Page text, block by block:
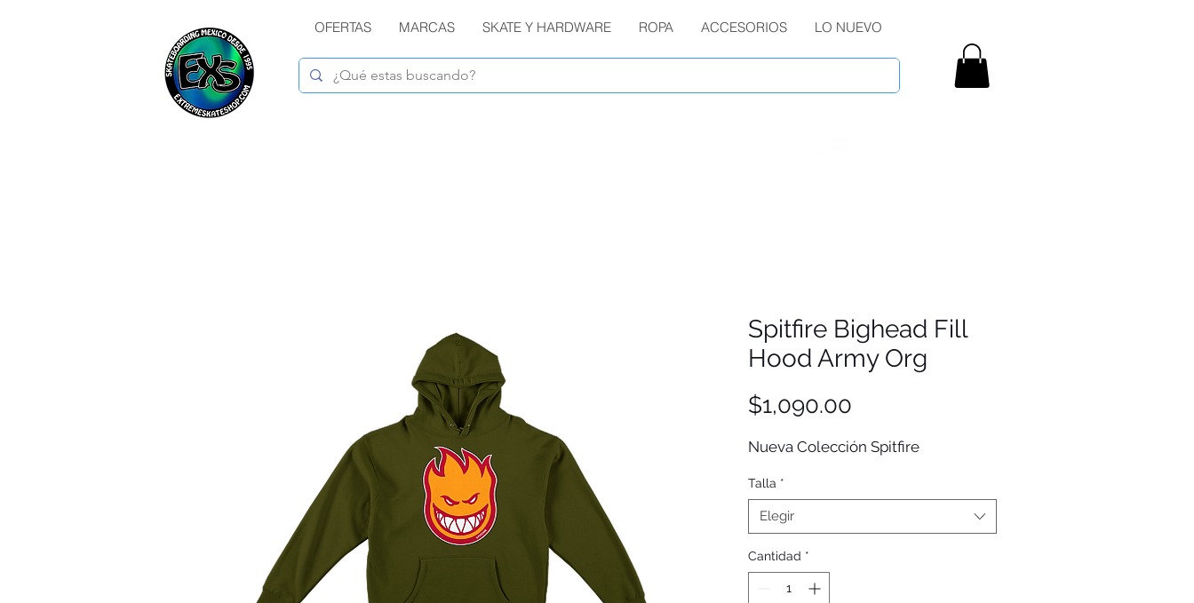
OFERTAS MARCAS SKATE Y HARDWARE ROPA ACCESORIOS LO NUEVO
Spitfire Bighead Fill
Hood Army Org
$1,090.00
Nueva Colección Spitfire
Talla *
Elegir
Cantidad *